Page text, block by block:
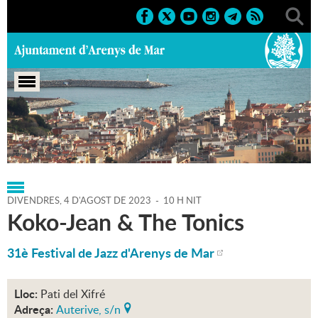
Portada > Regidories > Cultura > Agenda > 04-08-2023
DIVENDRES,4 D'AGOST DE 2023 - 10 H NIT
Koko-Jean & The Tonics
31è Festival de Jazz d'Arenys de Mar
Lloc: Pati del Xifré
Adreça: Auterive, s/n